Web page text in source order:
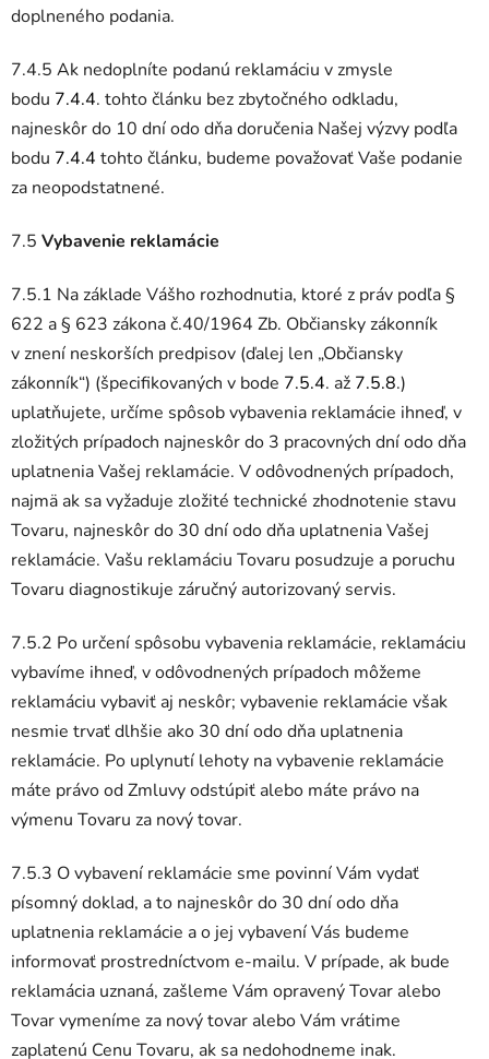
doplneného podania.
7.4.5 Ak nedoplníte podanú reklamáciu v zmysle
bodu 7.4.4. tohto článku bez zbytočného odkladu,
najneskôr do 10 dní odo dňa doručenia Našej výzvy podľa
bodu 7.4.4 tohto článku, budeme považovať Vaše podanie
za neopodstatnené.
7.5 Vybavenie reklamácie
7.5.1 Na základe Vášho rozhodnutia, ktoré z práv podľa §
622 a § 623 zákona č.40/1964 Zb. Občiansky zákonník
v znení neskorších predpisov (ďalej len „Občiansky
zákonník“) (špecifikovaných v bode 7.5.4. až 7.5.8.)
uplatňujete, určíme spôsob vybavenia reklamácie ihneď, v
zložitých prípadoch najneskôr do 3 pracovných dní odo dňa
uplatnenia Vašej reklamácie. V odôvodnených prípadoch,
najmä ak sa vyžaduje zložité technické zhodnotenie stavu
Tovaru, najneskôr do 30 dní odo dňa uplatnenia Vašej
reklamácie. Vašu reklamáciu Tovaru posudzuje a poruchu
Tovaru diagnostikuje záručný autorizovaný servis.
7.5.2 Po určení spôsobu vybavenia reklamácie, reklamáciu
vybavíme ihneď, v odôvodnených prípadoch môžeme
reklamáciu vybaviť aj neskôr; vybavenie reklamácie však
nesmie trvať dlhšie ako 30 dní odo dňa uplatnenia
reklamácie. Po uplynutí lehoty na vybavenie reklamácie
máte právo od Zmluvy odstúpiť alebo máte právo na
výmenu Tovaru za nový tovar.
7.5.3 O vybavení reklamácie sme povinní Vám vydať
písomný doklad, a to najneskôr do 30 dní odo dňa
uplatnenia reklamácie a o jej vybavení Vás budeme
informovať prostredníctvom e-mailu. V prípade, ak bude
reklamácia uznaná, zašleme Vám opravený Tovar alebo
Tovar vymeníme za nový tovar alebo Vám vrátime
zaplatenú Cenu Tovaru, ak sa nedohodneme inak.